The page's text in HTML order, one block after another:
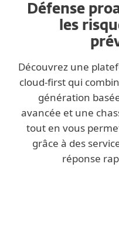
Défense
les
Découvrez une
cloud-first qui
génération
avancée et une
tout en vous
grâce à des
réponse